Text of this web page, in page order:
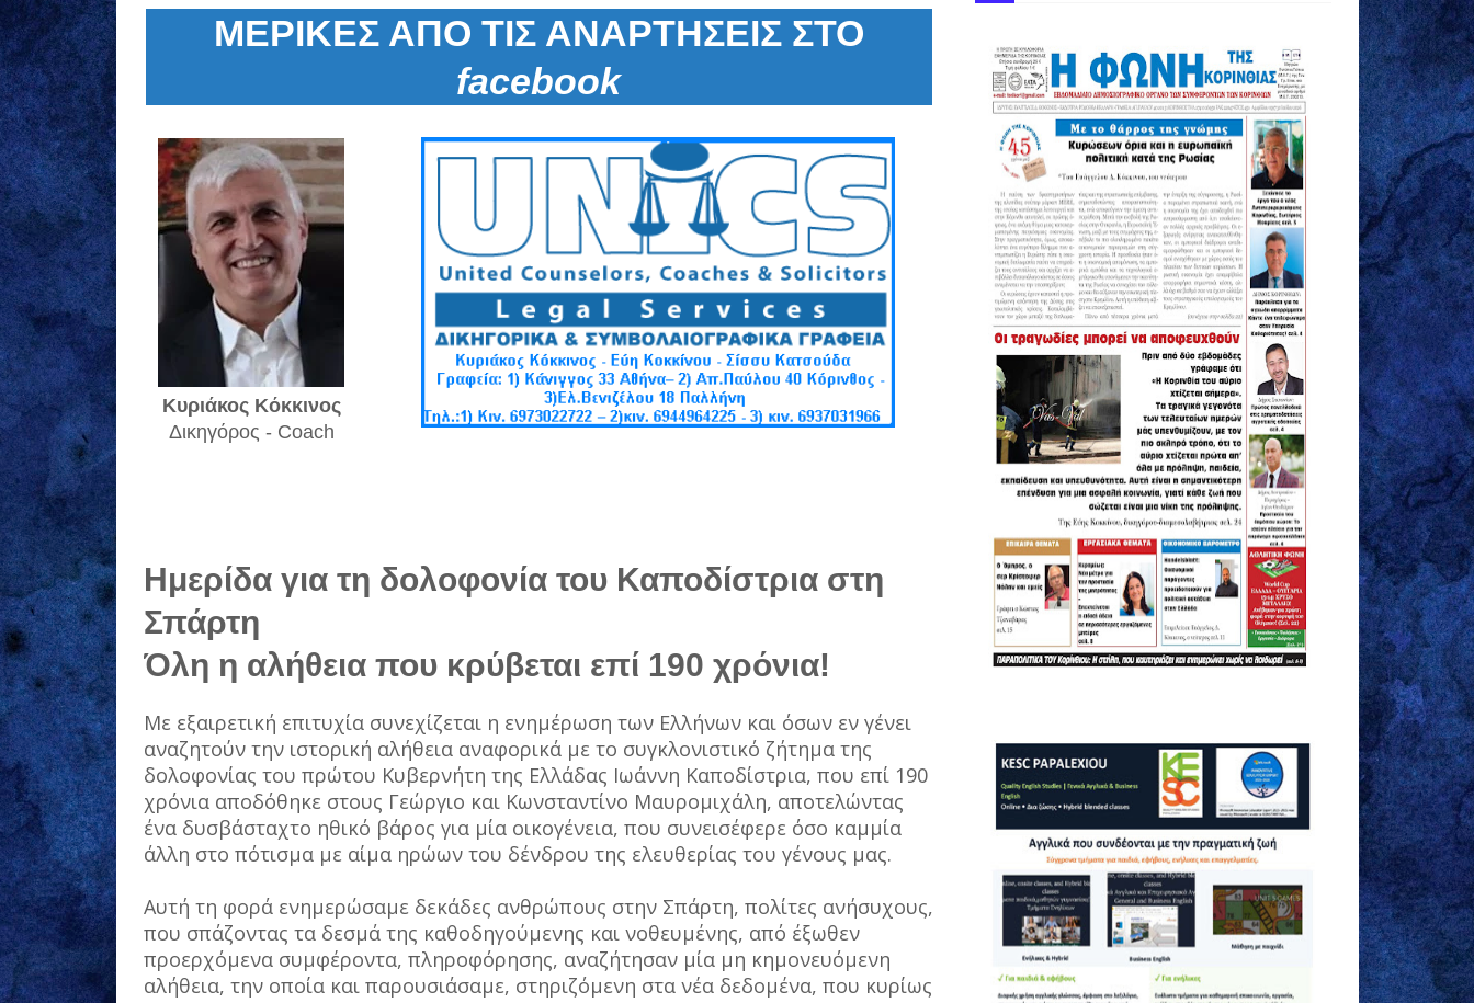
ΜΕΡΙΚΕΣ ΑΠΟ ΤΙΣ ΑΝΑΡΤΗΣΕΙΣ ΣΤΟ
facebook
Κυριάκος Κόκκινος
Δικηγόρος - Coach
Ημερίδα για τη δολοφονία του Καποδίστρια στη
Σπάρτη
Όλη η αλήθεια που κρύβεται επί 190 χρόνια!
Με εξαιρετική επιτυχία συνεχίζεται η ενημέρωση των Ελλήνων και όσων εν γένει
αναζητούν την ιστορική αλήθεια αναφορικά με το συγκλονιστικό ζήτημα της
δολοφονίας του πρώτου Κυβερνήτη της Ελλάδας Ιωάννη Καποδίστρια, που επί 190
χρόνια αποδόθηκε στους Γεώργιο και Κωνσταντίνο Μαυρομιχάλη, αποτελώντας
ένα δυσβάσταχτο ηθικό βάρος για μία οικογένεια, που συνεισέφερε όσο καμμία
άλλη στο πότισμα με αίμα ηρώων του δένδρου της ελευθερίας του γένους μας.
Αυτή τη φορά ενημερώσαμε δεκάδες ανθρώπους στην Σπάρτη, πολίτες ανήσυχους,
που σπάζοντας τα δεσμά της καθοδηγούμενης και νοθευμένης, από έξωθεν
προερχόμενα συμφέροντα, πληροφόρησης, αναζήτησαν μία μη κημονευόμενη
αλήθεια, την οποία και παρουσιάσαμε, στηριζόμενη στα νέα δεδομένα, που κυρίως